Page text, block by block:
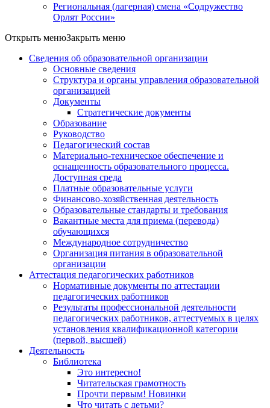
Региональная (лагерная) смена «Содружество
Орлят России»
Открыть менюЗакрыть меню
Сведения об образовательной организации
Основные сведения
Структура и органы управления образовательной
организацией
Документы
Стратегические документы
Образование
Руководство
Педагогический состав
Материально-техническое обеспечение и
оснащенность образовательного процесса.
Доступная среда
Платные образовательные услуги
Финансово-хозяйственная деятельность
Образовательные стандарты и требования
Вакантные места для приема (перевода)
обучающихся
Международное сотрудничество
Организация питания в образовательной
организации
Аттестация педагогических работников
Нормативные документы по аттестации
педагогических работников
Результаты профессиональной деятельности
педагогических работников, аттестуемых в целях
установления квалификационной категории
(первой, высшей)
Деятельность
Библиотека
Это интересно!
Читательская грамотность
Прочти первым! Новинки
Что читать с детьми?